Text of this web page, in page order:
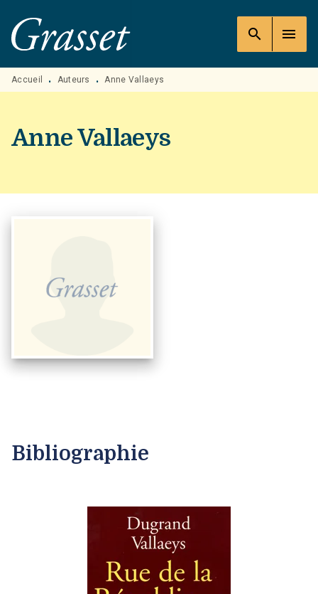
MENU RECHERCHE
PIED DE PAGE
search menu
Accueil • Auteurs • Anne Vallaeys
Anne Vallaeys
Bibliographie